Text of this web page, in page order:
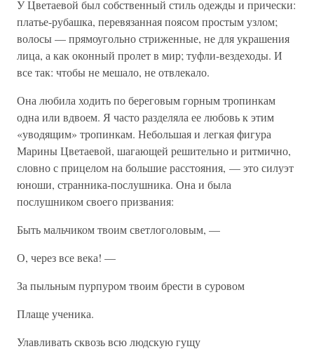
У Цветаевой был собственный стиль одежды и прически:
платье-рубашка, перевязанная поясом простым узлом;
волосы — прямоугольно стриженные, не для украшения
лица, а как оконный пролет в мир; туфли-вездеходы. И
все так: чтобы не мешало, не отвлекало.
Она любила ходить по береговым горным тропинкам
одна или вдвоем. Я часто разделяла ее любовь к этим
«уводящим» тропинкам. Небольшая и легкая фигура
Марины Цветаевой, шагающей решительно и ритмично,
словно с прицелом на большие расстояния, — это силуэт
юноши, странника-послушника. Она и была
послушником своего призвания:
Быть мальчиком твоим светлоголовым, —
О, через все века! —
За пыльным пурпуром твоим брести в суровом
Плаще ученика.
Улавливать сквозь всю людскую гущу